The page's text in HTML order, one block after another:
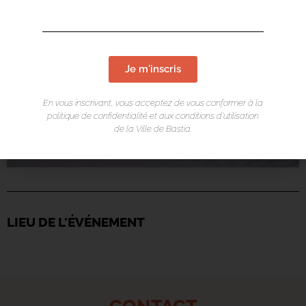
LIEU DE L'ÉVÉNEMENT
Je m'inscris
En vous inscrivant, vous acceptez de vous conformer à la
politique de confidentialité et aux conditions d’utilisation
de la Ville de Bastia.